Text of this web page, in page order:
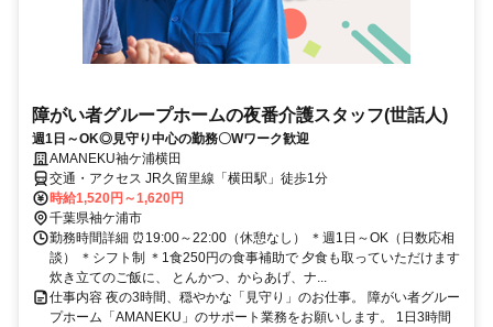
障がい者グループホームの夜番介護スタッフ(世話人)
週1日～OK◎見守り中心の勤務〇Wワーク歓迎
AMANEKU袖ケ浦横田
交通・アクセス JR久留里線「横田駅」徒歩1分
時給1,520円～1,620円
千葉県袖ケ浦市
勤務時間詳細 ⏰19:00～22:00（休憩なし） ＊週1日～OK（日数応相
談） ＊シフト制 ＊1食250円の食事補助で 夕食も取っていただけます
炊き立てのご飯に、 とんかつ、からあげ、ナ...
仕事内容 夜の3時間、穏やかな「見守り」のお仕事。 障がい者グルー
プホーム「AMANEKU」のサポート業務をお願いします。 1日3時間